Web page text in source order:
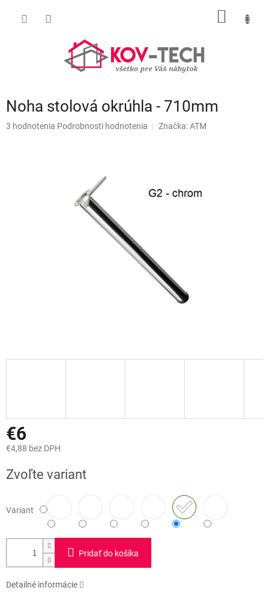
Noha stolová okrúhla - 710mm
Priemerné
3 hodnotenia Podrobnosti hodnotenia Značka:ATM
€6
€4,88 bez DPH
cena:
Zvoľte variant
Variant
Pridať do košíka
Detailné informácie